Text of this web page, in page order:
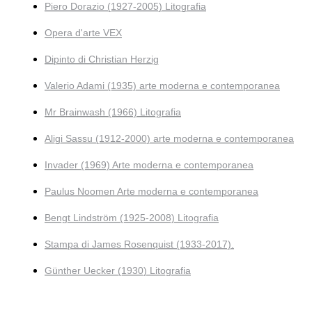
Piero Dorazio (1927-2005) Litografia
Opera d'arte VEX
Dipinto di Christian Herzig
Valerio Adami (1935) arte moderna e contemporanea
Mr Brainwash (1966) Litografia
Aligi Sassu (1912-2000) arte moderna e contemporanea
Invader (1969) Arte moderna e contemporanea
Paulus Noomen Arte moderna e contemporanea
Bengt Lindström (1925-2008) Litografia
Stampa di James Rosenquist (1933-2017).
Günther Uecker (1930) Litografia